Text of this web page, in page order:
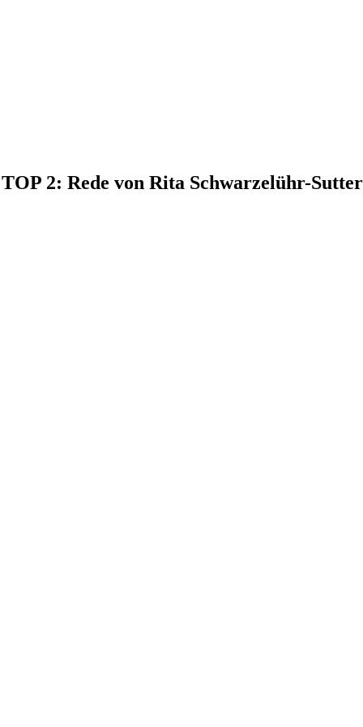
2: Rede von Rita Schwarzelühr-Sutter